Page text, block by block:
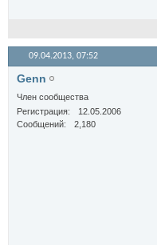
09.04.2013, 07:52
Genn
Член сообщества
Регистрация
12.05.2006
Сообщений
2,180